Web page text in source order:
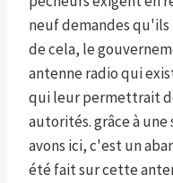
neuf demandes
de cela, le
antenne radio qui
qui leur permettrait
autorités. grâce à une
avons ici, c'est un
été fait sur cette